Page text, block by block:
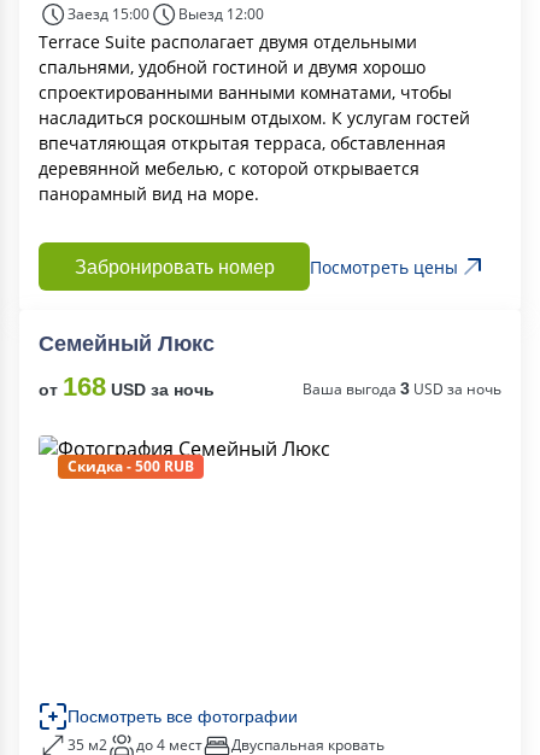
Заезд 15:00
Выезд 12:00
Terrace Suite располагает двумя отдельными
спальнями, удобной гостиной и двумя хорошо
спроектированными ванными комнатами, чтобы
насладиться роскошным отдыхом. К услугам гостей
впечатляющая открытая терраса, обставленная
деревянной мебелью, с которой открывается
панорамный вид на море.
Забронировать номер Посмотреть цены
Семейный Люкс
от 168 USD за ночь Ваша выгода 3 USD за ночь
Скидка - 500 RUB
Посмотреть все фотографии
35 м2 до 4 мест Двуспальная кровать